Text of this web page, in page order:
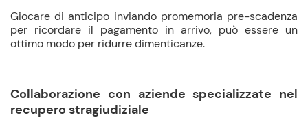
Giocare di anticipo inviando promemoria pre-scadenza
per ricordare il pagamento in arrivo, può essere un
ottimo modo per ridurre dimenticanze.
Collaborazione con aziende specializzate nel
recupero stragiudiziale